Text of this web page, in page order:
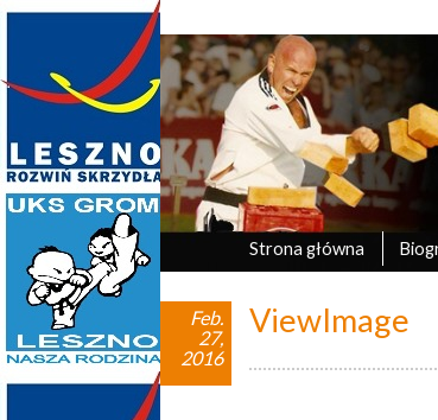
Marek
oficjalna strona UKS
Strona główna
ViewImage
Feb.
27,
2016